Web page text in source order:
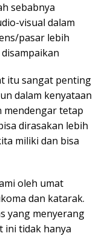
sebabnya
visual dalam
pasar lebih
itu sangat penting
dalam kenyataan
mendengar tetap
dirasakan lebih
miliki dan bisa
oleh umat
dan katarak.
yang menyerang
ini tidak hanya